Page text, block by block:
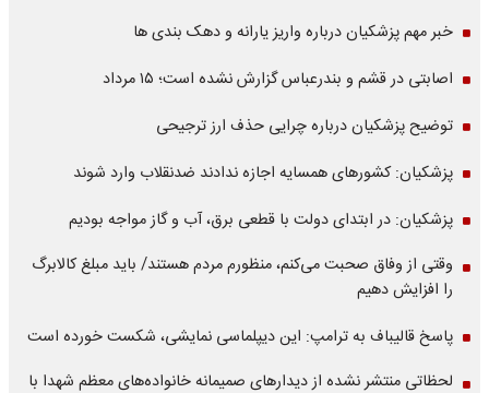
خبر مهم پزشکیان درباره واریز یارانه و دهک بندی ها
اصابتی در قشم و بندرعباس گزارش نشده است؛ ۱۵ مرداد
توضیح پزشکیان درباره چرایی حذف ارز ترجیحی
پزشکیان: کشورهای همسایه اجازه ندادند ضدنقلاب وارد شوند
پزشکیان: در ابتدای دولت با قطعی برق، آب و گاز مواجه بودیم
وقتی از وفاق صحبت می‌کنم، منظورم مردم هستند/ باید مبلغ کالابرگ
را افزایش دهیم
پاسخ قالیباف به ترامپ: این دیپلماسی نمایشی، شکست خورده است
لحظاتی منتشر نشده از دیدارهای صمیمانه خانواده‌های معظم شهدا با